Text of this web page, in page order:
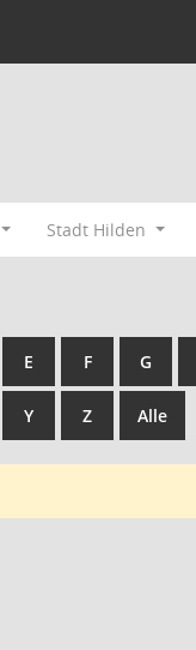
Stadt Hilden
E F G
Y Z Alle